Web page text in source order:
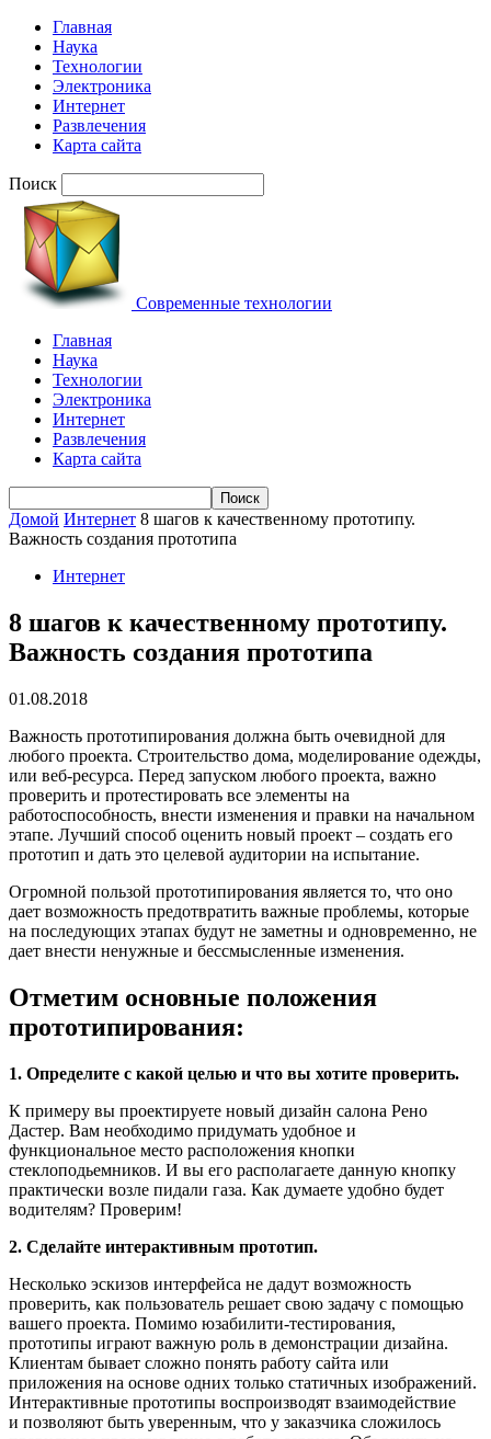
Главная
Наука
Технологии
Электроника
Интернет
Развлечения
Карта сайта
Поиск
Современные технологии
Главная
Наука
Технологии
Электроника
Интернет
Развлечения
Карта сайта
Домой Интернет 8 шагов к качественному прототипу.
Важность создания прототипа
Интернет
8 шагов к качественному прототипу.
Важность создания прототипа
01.08.2018
Важность прототипирования должна быть очевидной для
любого проекта. Строительство дома, моделирование одежды,
или веб-ресурса. Перед запуском любого проекта, важно
проверить и протестировать все элементы на
работоспособность, внести изменения и правки на начальном
этапе. Лучший способ оценить новый проект – создать его
прототип и дать это целевой аудитории на испытание.
Огромной пользой прототипирования является то, что оно
дает возможность предотвратить важные проблемы, которые
на последующих этапах будут не заметны и одновременно, не
дает внести ненужные и бессмысленные изменения.
Отметим основные положения
прототипирования:
1. Определите с какой целью и что вы хотите проверить.
К примеру вы проектируете новый дизайн салона Рено
Дастер. Вам необходимо придумать удобное и
функциональное место расположения кнопки
стеклоподьемников. И вы его располагаете данную кнопку
практически возле пидали газа. Как думаете удобно будет
водителям? Проверим!
2. Сделайте интерактивным прототип.
Несколько эскизов интерфейса не дадут возможность
проверить, как пользователь решает свою задачу с помощью
вашего проекта. Помимо юзабилити-тестирования,
прототипы играют важную роль в демонстрации дизайна.
Клиентам бывает сложно понять работу сайта или
приложения на основе одних только статичных изображений.
Интерактивные прототипы воспроизводят взаимодействие
и позволяют быть уверенным, что у заказчика сложилось